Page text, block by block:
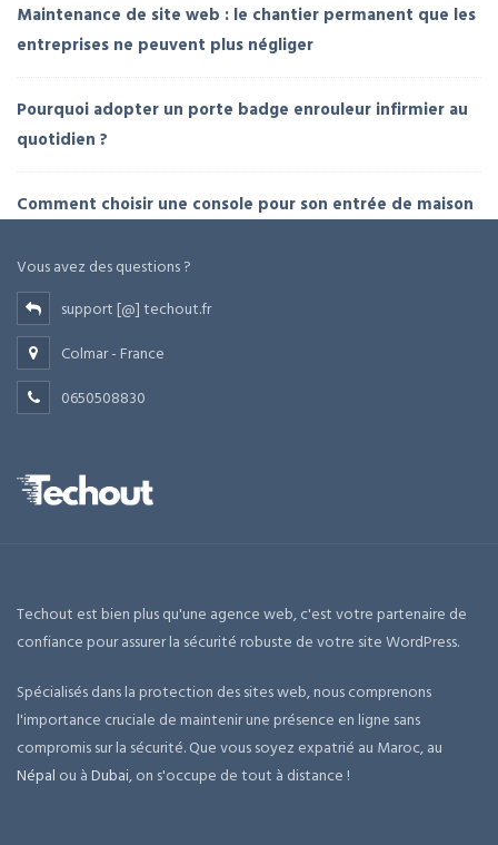
Maintenance de site web : le chantier permanent que les
entreprises ne peuvent plus négliger
Pourquoi adopter un porte badge enrouleur infirmier au
quotidien ?
Comment choisir une console pour son entrée de maison
Vous avez des questions ?
support [@] techout.fr
Colmar - France
0650508830
Techout est bien plus qu'une agence web, c'est votre partenaire de
confiance pour assurer la sécurité robuste de votre site WordPress.
Spécialisés dans la protection des sites web, nous comprenons
l'importance cruciale de maintenir une présence en ligne sans
compromis sur la sécurité. Que vous soyez expatrié au Maroc, au
Népal ou àDubai, on s'occupe de tout à distance !